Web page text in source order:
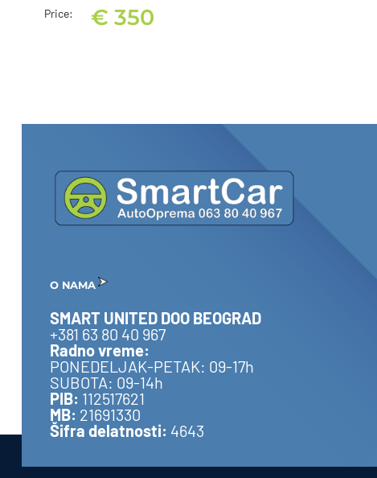
Price: € 350
O NAMA
SMART UNITED DOO BEOGRAD
+381 63 80 40 967
Radno vreme:
PONEDELJAK-PETAK: 09-17h
SUBOTA: 09-14h
PIB: 112517621
MB: 21691330
Šifra delatnosti: 4643